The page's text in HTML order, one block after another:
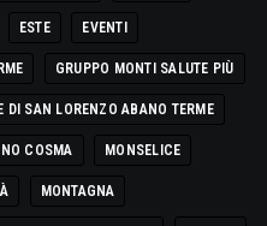
ESTE EVENTI
GRUPPO MONTI SALUTE PIÙ
DI SAN LORENZO ABANO TERME
COSMA MONSELICE
MONTAGNA